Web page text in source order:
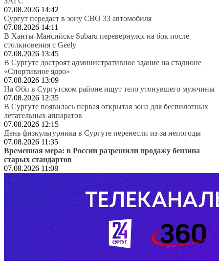
07.08.2026 14:42
Сургут передаст в зону СВО 33 автомобиля
07.08.2026 14:11
В Ханты-Мансийске Subaru перевернулся на бок после
столкновения с Geely
07.08.2026 13:45
В Сургуте достроят административное здание на стадионе
«Спортивное ядро»
07.08.2026 13:09
На Оби в Сургутском районе ищут тело утонувшего мужчины
07.08.2026 12:35
В Сургуте появилась первая открытая зона для беспилотных
летательных аппаратов
07.08.2026 12:15
День физкультурника в Сургуте перенесли из-за непогоды
07.08.2026 11:35
Временная мера: в России разрешили продажу бензина
старых стандартов
07.08.2026 11:08